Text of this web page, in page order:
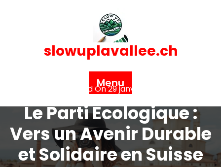
slowuplavallee.ch
Menu
Posted On 29 janvier 2026
Le Parti Écologique :
Vers un Avenir Durable
et Solidaire en Suisse